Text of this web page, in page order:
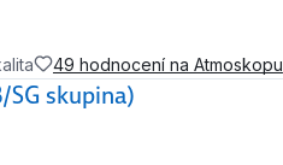
49 hodnocení na Atmoskopu
skupina)